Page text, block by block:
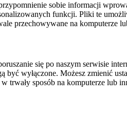
sobie informacji
funkcji. Pliki te
przechowywane na komputerze
się po naszym serwisie
być wyłączone. Możesz zmienić
trwały sposób na komputerze lub